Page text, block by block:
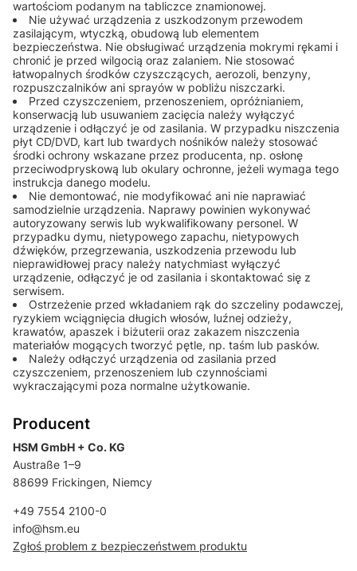
wartościom podanym na tabliczce znamionowej.
Nie używać urządzenia z uszkodzonym przewodem
zasilającym, wtyczką, obudową lub elementem
bezpieczeństwa. Nie obsługiwać urządzenia mokrymi rękami i
chronić je przed wilgocią oraz zalaniem. Nie stosować
łatwopalnych środków czyszczących, aerozoli, benzyny,
rozpuszczalników ani sprayów w pobliżu niszczarki.
Przed czyszczeniem, przenoszeniem, opróżnianiem,
konserwacją lub usuwaniem zacięcia należy wyłączyć
urządzenie i odłączyć je od zasilania. W przypadku niszczenia
płyt CD/DVD, kart lub twardych nośników należy stosować
środki ochrony wskazane przez producenta, np. osłonę
przeciwodpryskową lub okulary ochronne, jeżeli wymaga tego
instrukcja danego modelu.
Nie demontować, nie modyfikować ani nie naprawiać
samodzielnie urządzenia. Naprawy powinien wykonywać
autoryzowany serwis lub wykwalifikowany personel. W
przypadku dymu, nietypowego zapachu, nietypowych
dźwięków, przegrzewania, uszkodzenia przewodu lub
nieprawidłowej pracy należy natychmiast wyłączyć
urządzenie, odłączyć je od zasilania i skontaktować się z
serwisem.
Ostrzeżenie przed wkładaniem rąk do szczeliny podawczej,
ryzykiem wciągnięcia długich włosów, luźnej odzieży,
krawatów, apaszek i biżuterii oraz zakazem niszczenia
materiałów mogących tworzyć pętle, np. taśm lub pasków.
Należy odłączyć urządzenia od zasilania przed
czyszczeniem, przenoszeniem lub czynnościami
wykraczającymi poza normalne użytkowanie.
Producent
HSM GmbH + Co. KG
Austraße 1–9
88699 Frickingen, Niemcy
+49 7554 2100-0
info@hsm.eu
Zgłoś problem z bezpieczeństwem produktu